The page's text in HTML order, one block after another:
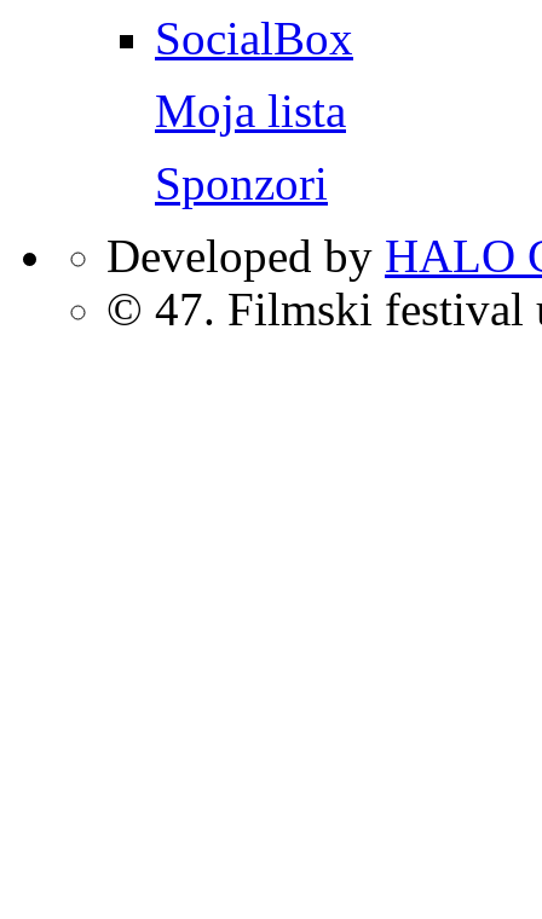
SocialBox
Moja lista
Sponzori
Developed by HALO
© 47. Filmski festival